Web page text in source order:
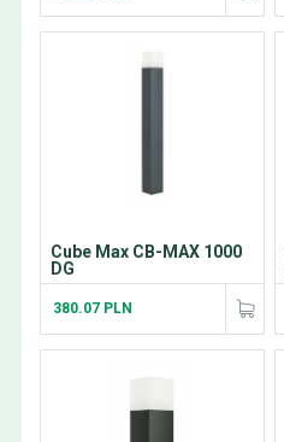
Cube Max CB-MAX 1000
DG
380.07 PLN